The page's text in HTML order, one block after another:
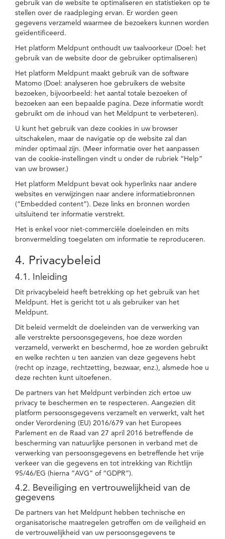
gebruik van de website te optimaliseren en statistieken op te
stellen over de raadpleging ervan. Er worden geen
gegevens verzameld waarmee de bezoekers kunnen worden
geïdentificeerd.
Het platform Meldpunt onthoudt uw taalvoorkeur (Doel: het
gebruik van de website door de gebruiker optimaliseren)
Het platform Meldpunt maakt gebruik van de software
Matomo (Doel: analyseren hoe gebruikers de website
bezoeken, bijvoorbeeld: het aantal totale bezoeken of
bezoeken aan een bepaalde pagina. Deze informatie wordt
gebruikt om de inhoud van het Meldpunt te verbeteren).
U kunt het gebruik van deze cookies in uw browser
uitschakelen, maar de navigatie op de website zal dan
minder optimaal zijn. (Meer informatie over het aanpassen
van de cookie-instellingen vindt u onder de rubriek “Help”
van uw browser.)
Het platform Meldpunt bevat ook hyperlinks naar andere
websites en verwijzingen naar andere informatiebronnen
(“Embedded content”). Deze links en bronnen worden
uitsluitend ter informatie verstrekt.
Het is enkel voor niet-commerciële doeleinden en mits
bronvermelding toegelaten om informatie te reproduceren.
4. Privacybeleid
4.1. Inleiding
Dit privacybeleid heeft betrekking op het gebruik van het
Meldpunt. Het is gericht tot u als gebruiker van het
Meldpunt.
Dit beleid vermeldt de doeleinden van de verwerking van
alle verstrekte persoonsgegevens, hoe deze worden
verzameld, verwerkt en beschermd, hoe ze worden gebruikt
en welke rechten u ten aanzien van deze gegevens hebt
(recht op inzage, rechtzetting, bezwaar, enz.), alsmede hoe u
deze rechten kunt uitoefenen.
De partners van het Meldpunt verbinden zich ertoe uw
privacy te beschermen en te respecteren. Aangezien dit
platform persoonsgegevens verzamelt en verwerkt, valt het
onder Verordening (EU) 2016/679 van het Europees
Parlement en de Raad van 27 april 2016 betreffende de
bescherming van natuurlijke personen in verband met de
verwerking van persoonsgegevens en betreffende het vrije
verkeer van die gegevens en tot intrekking van Richtlijn
95/46/EG (hierna “AVG” of “GDPR”).
4.2. Beveiliging en vertrouwelijkheid van de
gegevens
De partners van het Meldpunt hebben technische en
organisatorische maatregelen getroffen om de veiligheid en
de vertrouwelijkheid van uw persoonsgegevens te